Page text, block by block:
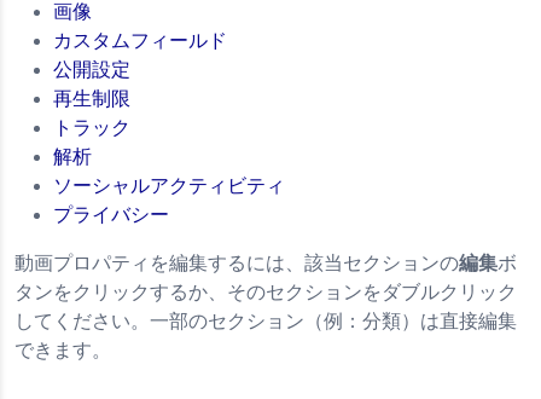
画像
カスタムフィールド
公開設定
再生制限
トラック
解析
ソーシャルアクティビティ
プライバシー
動画プロパティを編集するには、該当セクションの編集ボ
タンをクリックするか、そのセクションをダブルクリック
してください。一部のセクション（例：分類）は直接編集
できます。